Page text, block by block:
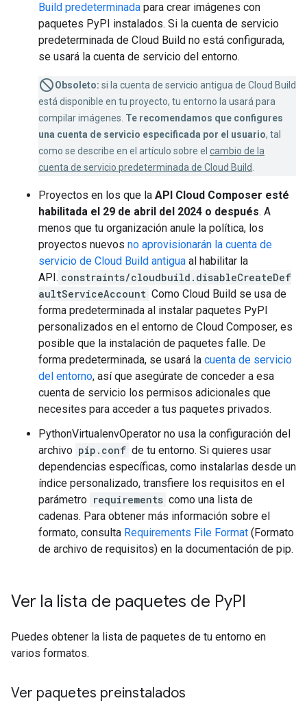
Build predeterminada para crear imágenes con
paquetes PyPI instalados. Si la cuenta de servicio
predeterminada de Cloud Build no está configurada,
se usará la cuenta de servicio del entorno.
Obsoleto: si la cuenta de servicio antigua de Cloud Build
está disponible en tu proyecto, tu entorno la usará para
compilar imágenes. Te recomendamos que configures
una cuenta de servicio especificada por el usuario, tal
como se describe en el artículo sobre el cambio de la
cuenta de servicio predeterminada de Cloud Build
Proyectos en los que la API Cloud Composer esté
habilitada el 29 de abril del 2024 o después. A
menos que tu organización anule la política, los
proyectos nuevos no aprovisionarán la cuenta de
servicio de Cloud Build antigua al habilitar la
API. constraints/cloudbuild.disableCreateDef
aultServiceAccount Como Cloud Build se usa de
forma predeterminada al instalar paquetes PyPI
personalizados en el entorno de Cloud Composer, es
posible que la instalación de paquetes falle. De
forma predeterminada, se usará la cuenta de servicio
del entorno, así que asegúrate de conceder a esa
cuenta de servicio los permisos adicionales que
necesites para acceder a tus paquetes privados.
PythonVirtualenvOperator no usa la configuración del
archivo pip.conf de tu entorno. Si quieres usar
dependencias específicas, como instalarlas desde un
índice personalizado, transfiere los requisitos en el
parámetro requirements como una lista de
cadenas. Para obtener más información sobre el
formato, consulta Requirements File Format (Formato
de archivo de requisitos) en la documentación de pip.
Ver la lista de paquetes de PyPI
Puedes obtener la lista de paquetes de tu entorno en
varios formatos.
Ver paquetes preinstalados